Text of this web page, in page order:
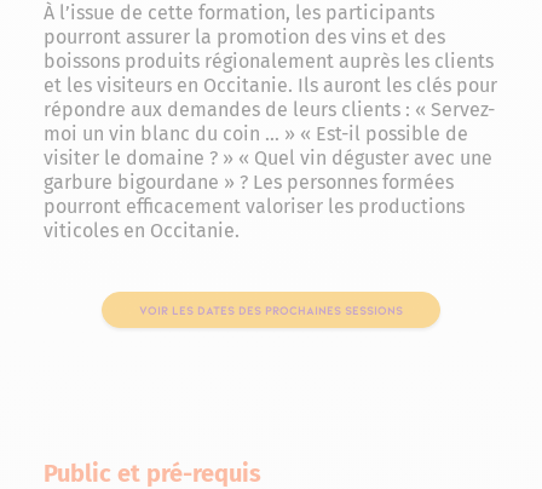
À l’issue de cette formation, les participants
pourront assurer la promotion des vins et des
boissons produits régionalement auprès les clients
et les visiteurs en Occitanie. Ils auront les clés pour
répondre aux demandes de leurs clients : « Servez-
moi un vin blanc du coin … » « Est-il possible de
visiter le domaine ? » « Quel vin déguster avec une
garbure bigourdane » ? Les personnes formées
pourront efficacement valoriser les productions
viticoles en Occitanie.
VOIR LES DATES DES PROCHAINES SESSIONS
Public et pré-requis